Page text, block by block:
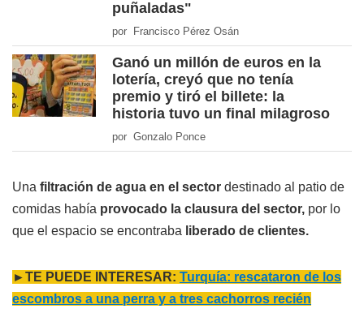
puñaladas"
por Francisco Pérez Osán
Ganó un millón de euros en la
lotería, creyó que no tenía
premio y tiró el billete: la
historia tuvo un final milagroso
por Gonzalo Ponce
Una filtración de agua en el sector destinado al patio de
comidas había provocado la clausura del sector, por lo
que el espacio se encontraba liberado de clientes.
►TE PUEDE INTERESAR: Turquía: rescataron de los
escombros a una perra y a tres cachorros recién